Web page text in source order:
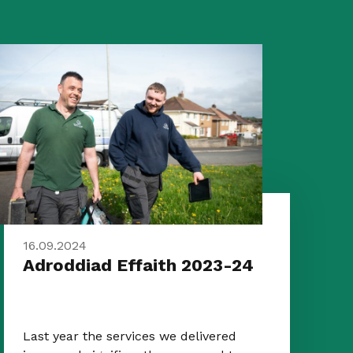
16.09.2024
Adroddiad Effaith 2023-24
Last year the services we delivered